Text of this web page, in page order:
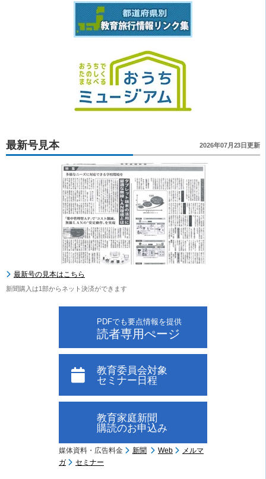
最新号見本 2026年07月23日更新
最新号の見本はこちら
新聞購入は1部からネット決済ができます
PDFでも要点情報を提供
読者専用ぺージ
教育委員会対象
セミナー日程
教育家庭新聞
購読のお申込み
媒体資料・広告料金 新聞 Web
メルマ
ガ
セミナー